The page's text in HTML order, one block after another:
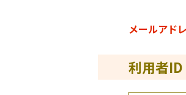
メールアド
利用者ID